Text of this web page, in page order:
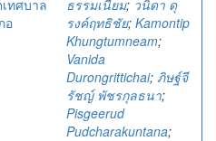
ทศบาล
อ
ธรรมเนียม; วนิดา ดุ
รงค์ฤทธิชัย; Kamontip
Khungtumneam;
Vanida
Durongrittichai; ภิษฐ์จี
รัชญ์ พัชรกุลธนา;
Pisgeerud
Pudcharakuntana;